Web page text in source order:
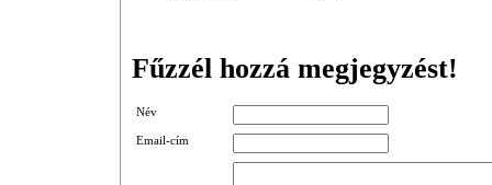
Fűzzél hozzá megjegyzést!
Név
Email-cím